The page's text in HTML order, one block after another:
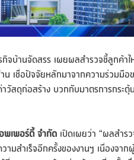
จบ้านจัดสรร เผยผลสำรวจชี้ลูกค้าใ
น เชื่อปัจจัยหลักมาจากความร่วมมือ
วัสดุก่อสร้าง บวกกับมาตรการกระตุ้
พเพอร์ตี้ จำกัด เปิดเผยว่า “ผลสำร
มสำเร็จอีกครั้งของงานฯ เนื่องจาก